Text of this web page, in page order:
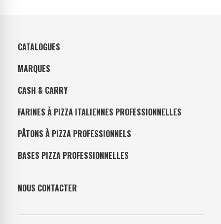
CATALOGUES
MARQUES
CASH & CARRY
FARINES À PIZZA ITALIENNES PROFESSIONNELLES
PÂTONS À PIZZA PROFESSIONNELS
BASES PIZZA PROFESSIONNELLES
NOUS CONTACTER